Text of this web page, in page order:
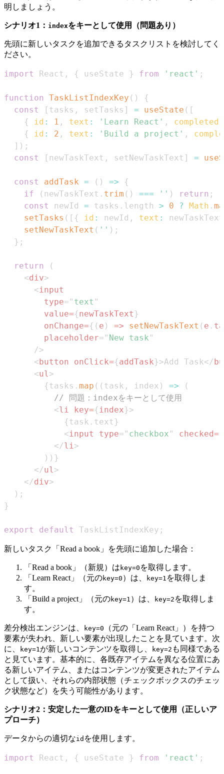
明しましょう。
シナリオ1： indexをキーとして使用（問題あり）
先頭に新しいタスクを追加できるタスクリストを検討してく
ださい。
import React , { useState } from 'react' ;
function TaskListIndexKey ( )
{
const
[ tasks , setTasks ] = useState ( [
{
id : 1 , text : 'Learn React' , completed
{
id : 2 , text : 'Build a project' ,
] ) ;
const
[ newTaskText , setNewTaskText ] =
const addTask = ( ) =>
{
if
( newTaskText . trim ( ) === '' ) return ;
const
newId = tasks . length > 0 ? Math .
setTasks ( [ { id : newId , text :
newTaskText
setNewTaskText ( '' ) ;
} ;
return
(
<div>
<input
type= " text "
value={newTaskText }
onChange={ ( e ) => setNewTaskText ( e .
placeholder= " New task "
/>
<button onClick={addTask}>Add Task</
<ul >
{tasks . map ( ( task , index ) =>
(
// 問題：indexをキーとして使用
<li key={ index}>
{task . text }
<input type= " checkbox " checked=
</li >
) ) }
</ul >
</div>
) ;
}
export default TaskListIndexKey ;
新しいタスク「Read a book」を先頭に追加した場合：
「Read a book」（新規）は key=0 を取得します。
「Learn React」（元のkey=0 ）は、 key=1 を取得しま
す。
「Build a project」（元のkey=1 ）は、 key=2 を取得しま
す。
差分検出エンジンは、 key=0
（元の「Learn React」）を持つ
要素が失われ、新しい要素が出現したことを見ています。次
に、
key=1 が新しいコンテンツを取得し、 key=2 も同様である
と見ています。基本的に、各既存アイテムを異なる位置にあ
る新しいアイテム、またはコンテンツが変更されたアイテム
として扱い、それらの内部状態（チェックボックスのチェッ
ク状態など）を失う可能性があります。
シナリオ2：安定した一意のIDをキーとして使用（正しいア
プローチ）
データからの適切なid を使用します。
import React , { useState } from 'react' ;